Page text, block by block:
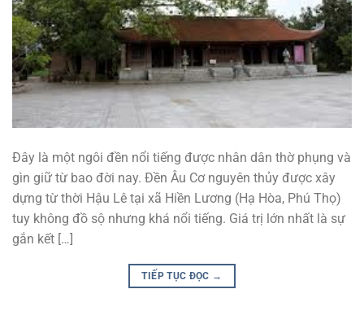
Đây là một ngôi đền nổi tiếng được nhân dân thờ phụng và
gìn giữ từ bao đời nay. Đền Âu Cơ nguyên thủy được xây
dựng từ thời Hậu Lê tại xã Hiền Lương (Hạ Hòa, Phú Thọ)
tuy không đồ sộ nhưng khá nổi tiếng. Giá trị lớn nhất là sự
gắn kết […]
TIẾP TỤC ĐỌC →